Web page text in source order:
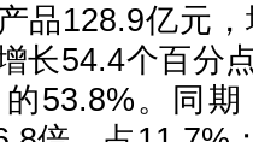
品128.9亿元
长54.4个百分
53.8%。同